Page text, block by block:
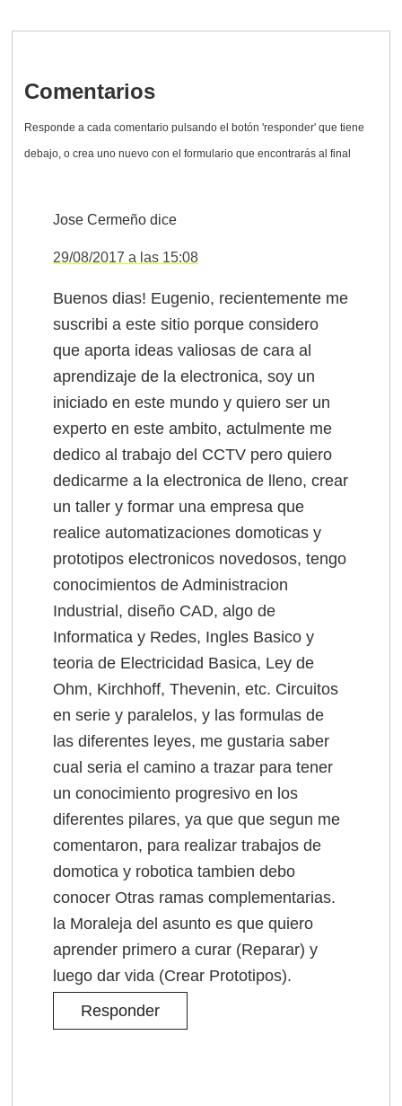
Comentarios
Jose Cermeño dice
29/08/2017 a las 15:08
Buenos dias! Eugenio, recientemente me
suscribi a este sitio porque considero
que aporta ideas valiosas de cara al
aprendizaje de la electronica, soy un
iniciado en este mundo y quiero ser un
experto en este ambito, actulmente me
dedico al trabajo del CCTV pero quiero
dedicarme a la electronica de lleno, crear
un taller y formar una empresa que
realice automatizaciones domoticas y
prototipos electronicos novedosos, tengo
conocimientos de Administracion
Industrial, diseño CAD, algo de
Informatica y Redes, Ingles Basico y
teoria de Electricidad Basica, Ley de
Ohm, Kirchhoff, Thevenin, etc. Circuitos
en serie y paralelos, y las formulas de
las diferentes leyes, me gustaria saber
cual seria el camino a trazar para tener
un conocimiento progresivo en los
diferentes pilares, ya que que segun me
comentaron, para realizar trabajos de
domotica y robotica tambien debo
conocer Otras ramas complementarias.
la Moraleja del asunto es que quiero
aprender primero a curar (Reparar) y
luego dar vida (Crear Prototipos).
Responder